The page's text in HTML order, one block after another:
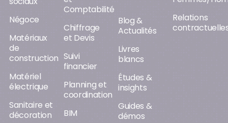
Négoce
Matériaux
de
construction
Matériel
électrique
Sanitaire et
décoration
Comptabilité
Chiffrage
et Devis
Suivi
financier
Planning et
coordination
BIM
Blog &
Actualités
Livres
blancs
Études &
insights
Guides &
démos
Relations